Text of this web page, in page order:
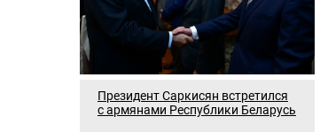
Президент Саркисян встретился
с армянами Республики Беларусь